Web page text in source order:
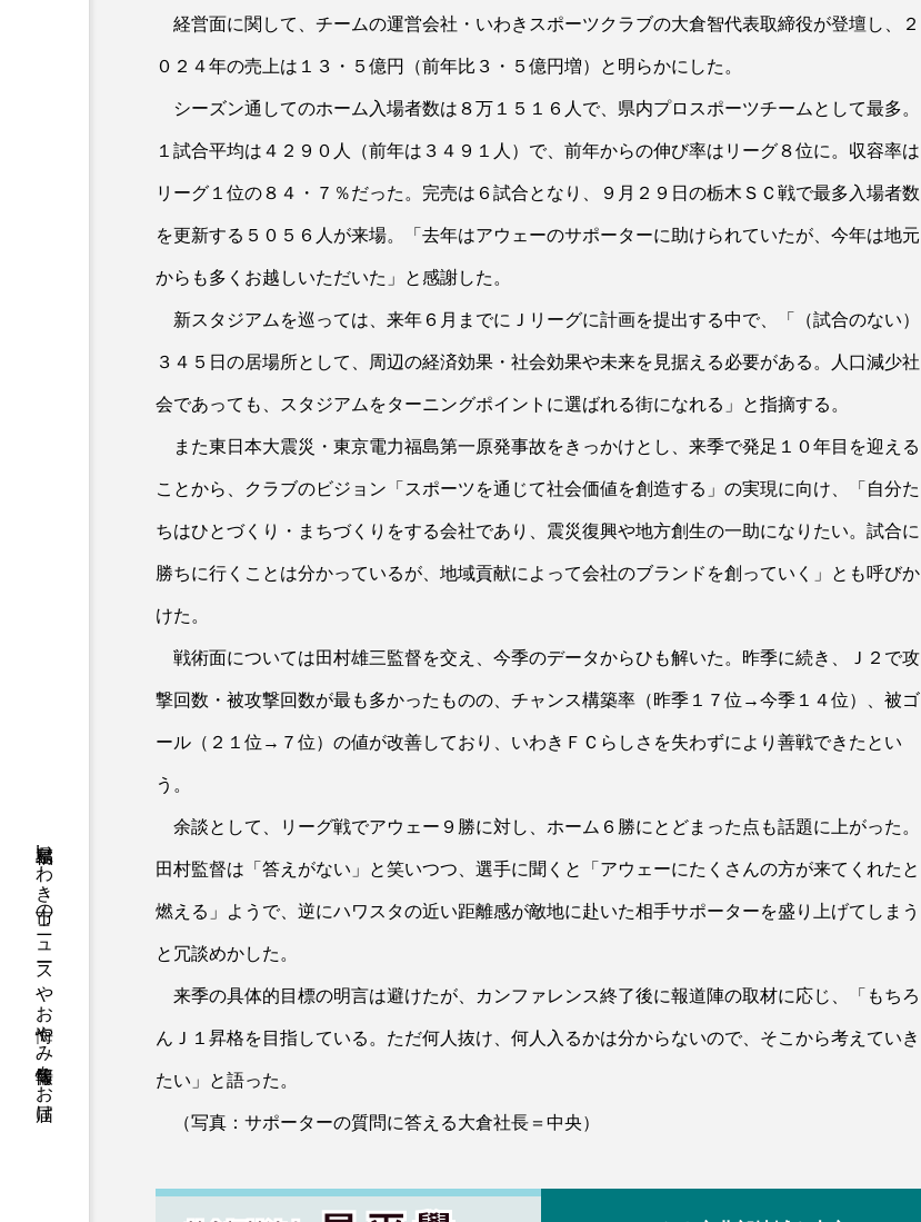
福島県いわき市のニュースやお悔やみ情報等をお届け
経営面に関して、チームの運営会社・いわきスポーツクラブの大倉智代表取締役が登壇し、２
０２４年の売上は１３・５億円（前年比３・５億円増）と明らかにした。
シーズン通してのホーム入場者数は８万１５１６人で、県内プロスポーツチームとして最多。
１試合平均は４２９０人（前年は３４９１人）で、前年からの伸び率はリーグ８位に。収容率は
リーグ１位の８４・７％だった。完売は６試合となり、９月２９日の栃木ＳＣ戦で最多入場者数
を更新する５０５６人が来場。「去年はアウェーのサポーターに助けられていたが、今年は地元
からも多くお越しいただいた」と感謝した。
新スタジアムを巡っては、来年６月までにＪリーグに計画を提出する中で、「（試合のない）
３４５日の居場所として、周辺の経済効果・社会効果や未来を見据える必要がある。人口減少社
会であっても、スタジアムをターニングポイントに選ばれる街になれる」と指摘する。
また東日本大震災・東京電力福島第一原発事故をきっかけとし、来季で発足１０年目を迎える
ことから、クラブのビジョン「スポーツを通じて社会価値を創造する」の実現に向け、「自分た
ちはひとづくり・まちづくりをする会社であり、震災復興や地方創生の一助になりたい。試合に
勝ちに行くことは分かっているが、地域貢献によって会社のブランドを創っていく」とも呼びか
けた。
戦術面については田村雄三監督を交え、今季のデータからひも解いた。昨季に続き、Ｊ２で攻
撃回数・被攻撃回数が最も多かったものの、チャンス構築率（昨季１７位→今季１４位）、被ゴ
ール（２１位→７位）の値が改善しており、いわきＦＣらしさを失わずにより善戦できたとい
う。
余談として、リーグ戦でアウェー９勝に対し、ホーム６勝にとどまった点も話題に上がった。
田村監督は「答えがない」と笑いつつ、選手に聞くと「アウェーにたくさんの方が来てくれたと
燃える」ようで、逆にハワスタの近い距離感が敵地に赴いた相手サポーターを盛り上げてしまう
と冗談めかした。
来季の具体的目標の明言は避けたが、カンファレンス終了後に報道陣の取材に応じ、「もちろ
んＪ１昇格を目指している。ただ何人抜け、何人入るかは分からないので、そこから考えていき
たい」と語った。
（写真：サポーターの質問に答える大倉社長＝中央）